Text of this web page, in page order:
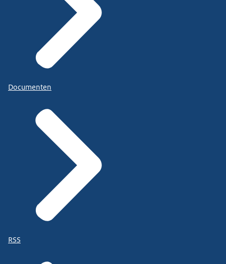
Documenten
RSS